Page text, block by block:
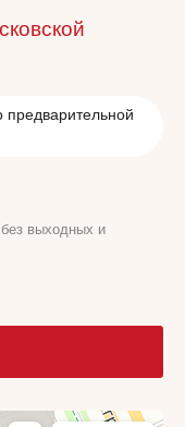
предварительной
выходных и